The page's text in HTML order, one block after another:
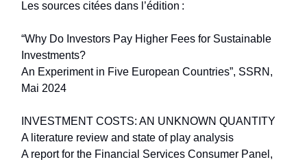
Les sources citées dans l’édition :
“Why Do Investors Pay Higher Fees for Sustainable
Investments?
An Experiment in Five European Countries”, SSRN,
Mai 2024
INVESTMENT COSTS: AN UNKNOWN QUANTITY
A literature review and state of play analysis
A report for the Financial Services Consumer Panel,